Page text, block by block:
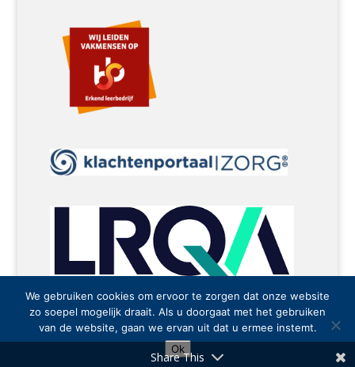
Algemene Voorwaarden
Share This
We gebruiken cookies om ervoor te zorgen dat onze website
zo soepel mogelijk draait. Als u doorgaat met het gebruiken
van de website, gaan we ervan uit dat u ermee instemt.
Ok